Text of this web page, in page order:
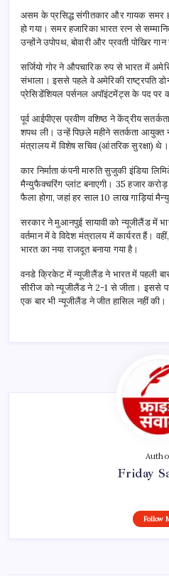
असम के प्रसिद्ध संगीतकार और गायक समर
हो गया। समर हजारिका भारत रत्न से
उन्होंने उपोपथ, बोवारी और प्रवती पोखिर
सर्जियो गोर ने औपचारिक रुप से भारत में
संभाला। इससे पहले वे अमेरिकी राष्ट्रपति
प्रेसिडेंशियल पर्सनल अपॉइंटमेंट्स के पद पर
पूर्व आईपीएस प्रवीण वशिष्ठ ने केंद्रीय
शपथ ली। उन्हें पिछले महीने सतर्कता आयुक्त
मंत्रालय में विशेष सचिव (आंतरिक सुरक्षा) थे।
कार निर्माता कंपनी मारुति सुजुकी इंडिया
मैन्युफैक्चरिंग प्लांट बनाएगी। 35 हजार
फैला होगा, जहां हर साल 10 लाख गाड़ियां
सरकार ने मुआनपुई सायावी को न्यूजीलैंड में
वर्तमान में वे विदेश मंत्रालय में कार्यरत हैं।
भारत का नया राजदूत बनाया गया है।
वनडे क्रिकेट में न्यूजीलैंड ने भारत में पहली
सीरीज को न्यूजीलैंड ने 2-1 से जीता। इससे
एक बार भी न्यूजीलैंड ने जीत हासिल नहीं की।
Friday
Follow